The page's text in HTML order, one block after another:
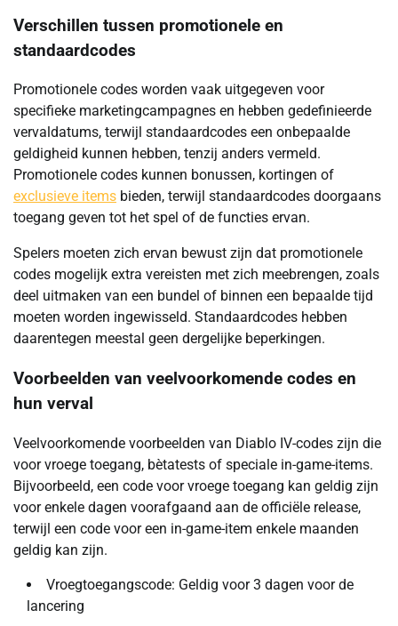
Verschillen tussen promotionele en
standaardcodes
Promotionele codes worden vaak uitgegeven voor
specifieke marketingcampagnes en hebben gedefinieerde
vervaldatums, terwijl standaardcodes een onbepaalde
geldigheid kunnen hebben, tenzij anders vermeld.
Promotionele codes kunnen bonussen, kortingen of
exclusieve items bieden, terwijl standaardcodes doorgaans
toegang geven tot het spel of de functies ervan.
Spelers moeten zich ervan bewust zijn dat promotionele
codes mogelijk extra vereisten met zich meebrengen, zoals
deel uitmaken van een bundel of binnen een bepaalde tijd
moeten worden ingewisseld. Standaardcodes hebben
daarentegen meestal geen dergelijke beperkingen.
Voorbeelden van veelvoorkomende codes en
hun verval
Veelvoorkomende voorbeelden van Diablo IV-codes zijn die
voor vroege toegang, bètatests of speciale in-game-items.
Bijvoorbeeld, een code voor vroege toegang kan geldig zijn
voor enkele dagen voorafgaand aan de officiële release,
terwijl een code voor een in-game-item enkele maanden
geldig kan zijn.
Vroegtoegangscode: Geldig voor 3 dagen voor de
lancering